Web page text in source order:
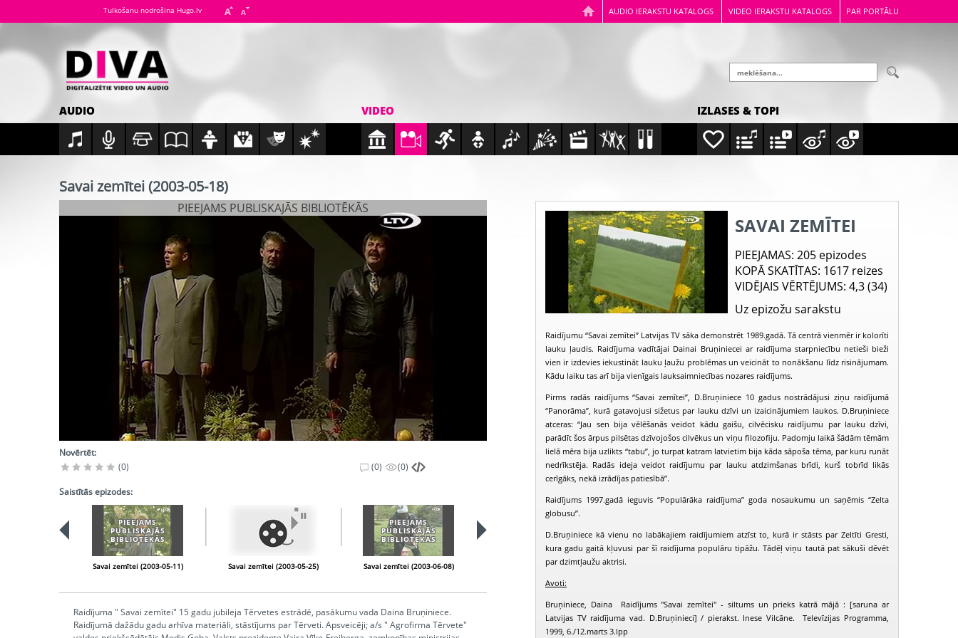
AUDIO IERAKSTU KATALOGS VIDEO IERAKSTU KATALOGS PAR PORTĀLU
Tulkošanu nodrošina Hugo.lv
AUDIO VIDEO IZLASES & TOPI
Savai zemītei (2003-05-18)
PIEEJAMS PUBLISKAJĀS BIBLIOTĒKĀS
Novērtēt:
(0)
(0) (0)
Saistītās epizodes:
PIEEJAMS
PUBLISKAJĀS
BIBLIOTĒKĀS
Savai zemītei (2003-05-11) Savai zemītei (2003-05-25)
PIEEJAMS
PUBLISKAJĀS
BIBLIOTĒKĀS
Savai zemītei (2003-06-08)
PUBLISKAJĀS
BIBLIOTĒKĀS
Savai zemītei (2003-06-15)
PUBLISKAJĀS
BIBLIOTĒKĀS
PUBLISKAJĀS
BIBLIOTĒKĀS
Raidījuma " Savai zemītei" 15 gadu jubileja Tērvetes estrādē, pasākumu vada Daina Bruņiniece.
Raidījumā dažādu gadu arhīva materiāli, stāstījums par Tērveti. Apsveicēji; a/s " Agrofirma Tērvete"
SAVAI ZEMĪTEI
PIEEJAMAS: 205 epizodes
KOPĀ SKATĪTAS: 1617 reizes
VIDĒJAIS VĒRTĒJUMS: 4,3 (34)
Uz epizožu sarakstu
Raidījumu “Savai zemītei” Latvijas TV sāka demonstrēt 1989.gadā. Tā centrā vienmēr ir kolorīti
lauku ļaudis. Raidījuma vadītājai Dainai Bruņiniecei ar raidījuma starpniecību netieši bieži
vien ir izdevies iekustināt lauku ļaužu problēmas un veicināt to nonākšanu līdz risinājumam.
Kādu laiku tas arī bija vienīgais lauksaimniecības nozares raidījums.
Pirms radās raidījums “Savai zemītei”, D.Bruņiniece 10 gadus nostrādājusi ziņu raidījumā
“Panorāma”, kurā gatavojusi sižetus par lauku dzīvi un izaicinājumiem laukos. D.Bruņiniece
atceras: “Jau sen bija vēlēšanās veidot kādu gaišu, cilvēcisku raidījumu par lauku dzīvi,
parādīt šos ārpus pilsētas dzīvojošos cilvēkus un viņu filozofiju. Padomju laikā šādām tēmām
lielā mēra bija uzlikts “tabu”, jo turpat katram latvietim bija kāda sāpoša tēma, par kuru runāt
nedrīkstēja. Radās ideja veidot raidījumu par lauku atdzimšanas brīdi, kurš tobrīd likās
cerīgāks, nekā izrādījas patiesībā”.
Raidījums 1997.gadā ieguvis “Populārāka raidījuma” goda nosaukumu un saņēmis “Zelta
globusu”.
D.Bruņiniece kā vienu no labākajiem raidījumiem atzīst to, kurā ir stāsts par Zeltīti Gresti,
kura gadu gaitā kļuvusi par šī raidījuma populāru tipāžu. Tādēļ viņu tautā pat sākuši dēvēt
par dzimtļaužu aktrisi.
Avoti:
Bruņiniece, Daina Raidījums "Savai zemītei" - siltums un prieks katrā mājā : [saruna ar
Latvijas TV raidījuma vad. D.Bruņinieci] / pierakst. Inese Vilcāne. Televīzijas Programma,
1999, 6./12.marts 3.lpp